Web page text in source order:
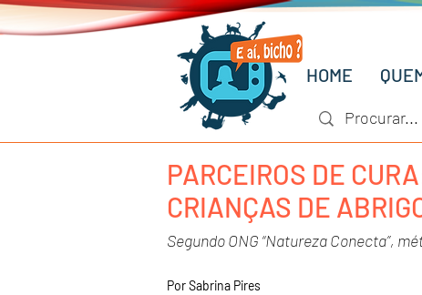
HOME
PARCEIROS DE
CRIANÇAS DE
Segundo ONG “Natureza Conecta”,
Por Sabrina Pires